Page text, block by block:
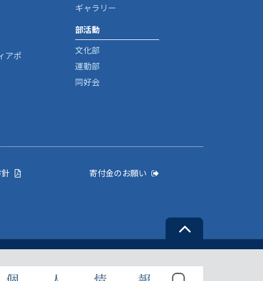
アポ
ギャラリー
部活動
文化部
運動部
同好会
寄付金のお願い